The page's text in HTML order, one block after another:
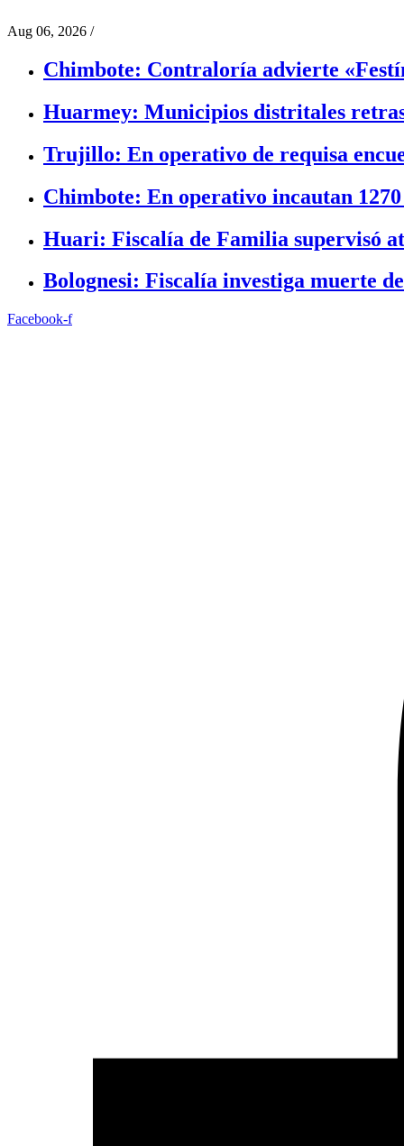
Aug 06, 2026 /
Chimbote: Contraloría advierte
Huarmey: Municipios distritales
Trujillo: En operativo de requisa
Chimbote: En operativo incautan
Huari: Fiscalía de Familia supervisó
Bolognesi: Fiscalía investiga muerte
Facebook-f